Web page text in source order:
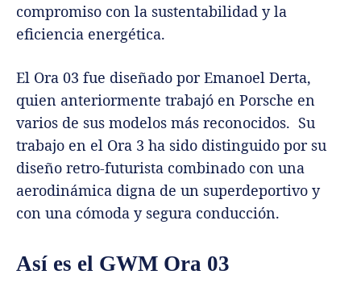
compromiso con la sustentabilidad y la
eficiencia energética.
El Ora 03 fue diseñado por Emanoel Derta,
quien anteriormente trabajó en Porsche en
varios de sus modelos más reconocidos. Su
trabajo en el Ora 3 ha sido distinguido por su
diseño retro-futurista combinado con una
aerodinámica digna de un superdeportivo y
con una cómoda y segura conducción.
Así es el GWM Ora 03